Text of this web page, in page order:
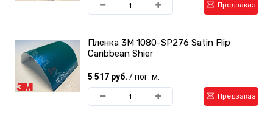
Предзаказ
Пленка 3M 1080-SP276 Satin Flip
Caribbean Shier
5 517 руб. / пог. м.
Предзаказ